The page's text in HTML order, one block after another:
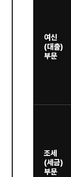
여신
(대출)
부문
조세
(세금)
부문